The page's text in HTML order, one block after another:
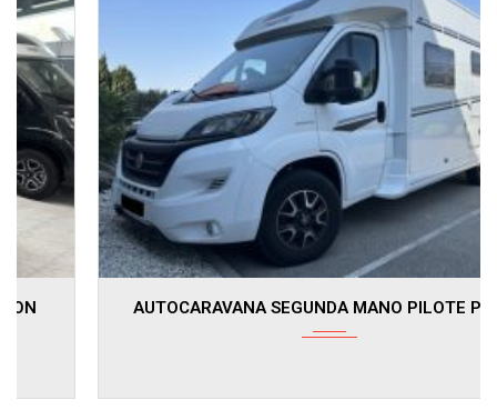
2022 39400
AUTOCARAVANA SEGUNDA MANO PILOTE P726 P